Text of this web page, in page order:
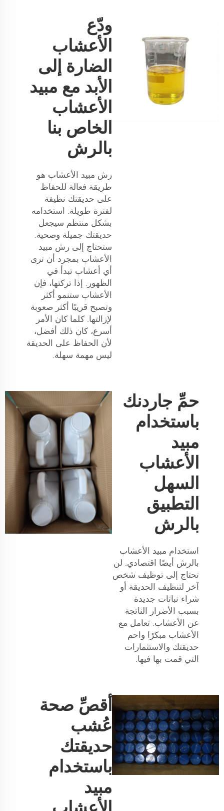
ودّع
الأعشاب
الضارة إلى
الأبد مع مبيد
الأعشاب
الخاص بنا
بالرش
رش مبيد الأعشاب هو
طريقة فعالة للحفاظ
على حديقتك نظيفة
لفترة طويلة. استخدامه
بشكل منتظم سيجعل
حديقتك جميلة وصحية.
ستحتاج إلى رش مبيد
الأعشاب بمجرد أن ترى
أي أعشاب تبدأ في
الظهور. إذا تركتها، فإن
الأعشاب ستنمو أكثر
وتصبح قريبًا أكثر صعوبة
لإزالتها. كلما كان الأمر
أسرع، كان ذلك أفضل،
لأن الحفاظ على الحديقة
ليس مهمة سهلة.
حمِّ جاردنك
باستخدام
مبيد
الأعشاب
السهل
التطبيق
بالرش
استخدام مبيد الأعشاب
بالرش أيضًا اقتصادي. لن
تحتاج إلى توظيف شخص
آخر لتنظيف الحديقة أو
شراء نباتات جديدة
بسبب الأضرار الناتجة
عن الأعشاب. تعامل مع
الأعشاب مبكرًا واحم
حديقتك والاستثمارات
التي قمت بها فيها.
أقصِّ صحة
عُشب
حديقتك
باستخدام
مبيد